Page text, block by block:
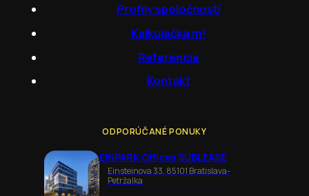
Profily spoločností
Kalkulačka m²
Referencie
Kontakt
ODPORÚČANÉ PONUKY
EINPARK Offices SUBLEASE
Einsteinova 33, 85101 Bratislava-
Petržalka